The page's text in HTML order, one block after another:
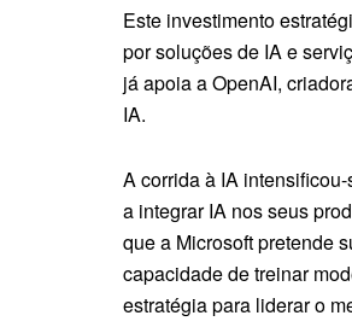
Este investimento
por soluções de IA e
já apoia a OpenAI,
IA.
A corrida à IA
a integrar IA nos seus
que a Microsoft pretende
capacidade de treinar
estratégia para liderar o